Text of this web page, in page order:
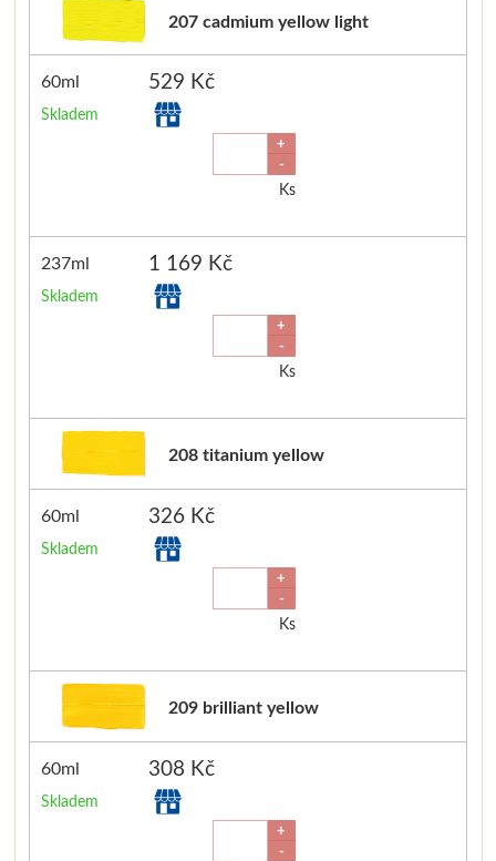
Zlatící plátky
Příslušenství
Palety
Ostatní pomůcky
Akvarel
Kyblíky
Montana Cans
Montana Black
Montana Gold
Old Holland
Olejové barvy
207 cadmium yellow light
60ml 529 Kč
Skladem
+
-
Ks
237ml 1 169 Kč
Skladem
+
-
Ks
208 titanium yellow
60ml 326 Kč
Skladem
+
-
Ks
209 brilliant yellow
60ml 308 Kč
Skladem
+
-